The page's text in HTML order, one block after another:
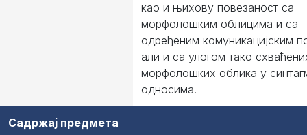
као и њихову повезаност са
морфолошким облицима и са
одређеним комуникацијским
али и са улогом тако
морфолошких облика у
односима.
Садржај предмета